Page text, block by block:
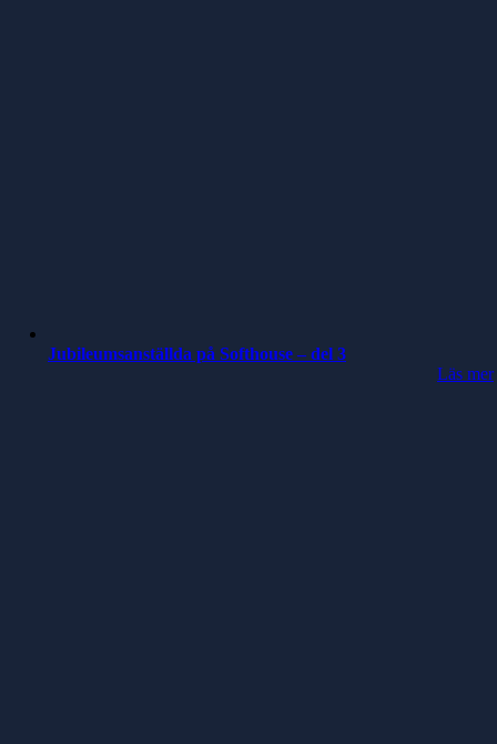
Jubileumsanställda på Softhouse – del 3
Läs mer